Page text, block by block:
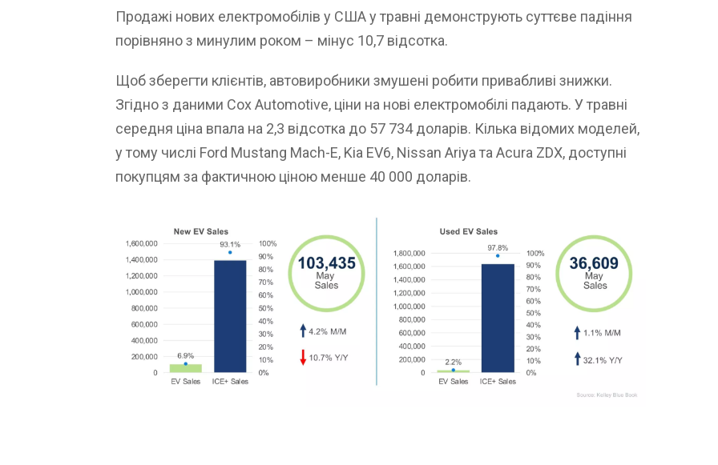
Продажі нових електромобілів у США у травні демонструють суттєве падіння
порівняно з минулим роком – мінус 10,7 відсотка.
Щоб зберегти клієнтів, автовиробники змушені робити привабливі знижки.
Згідно з даними Cox Automotive, ціни на нові електромобілі падають. У травні
середня ціна впала на 2,3 відсотка до 57 734 доларів. Кілька відомих моделей,
у тому числі Ford Mustang Mach-E, Kia EV6, Nissan Ariya та Acura ZDX, доступні
покупцям за фактичною ціною менше 40 000 доларів.